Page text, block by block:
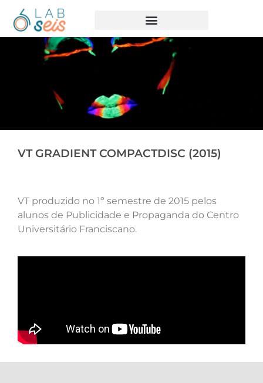
VT GRADIENT COMPACTDISC (2015)
VT produzido no 1º semestre de 2015 pelos
alunos de Publicidade e Propaganda do Centro
Universitário Franciscano.